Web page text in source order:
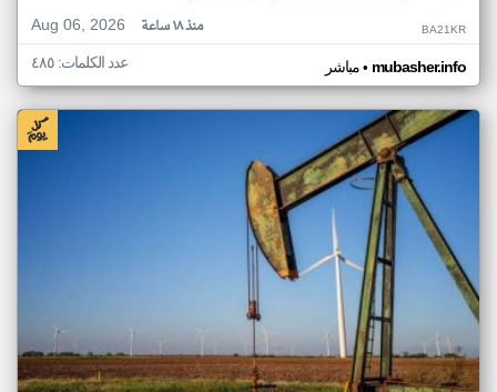
Aug 06, 2026
منذ ١٨ ساعة BA21KR
مباشر• mubasher.info عدد الكلمات: ٤٨٥